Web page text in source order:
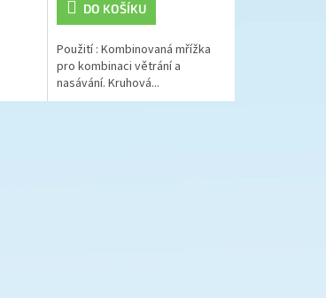
DO KOŠÍKU
Použití : Kombinovaná mřížka
pro kombinaci větrání a
nasávání. Kruhová...